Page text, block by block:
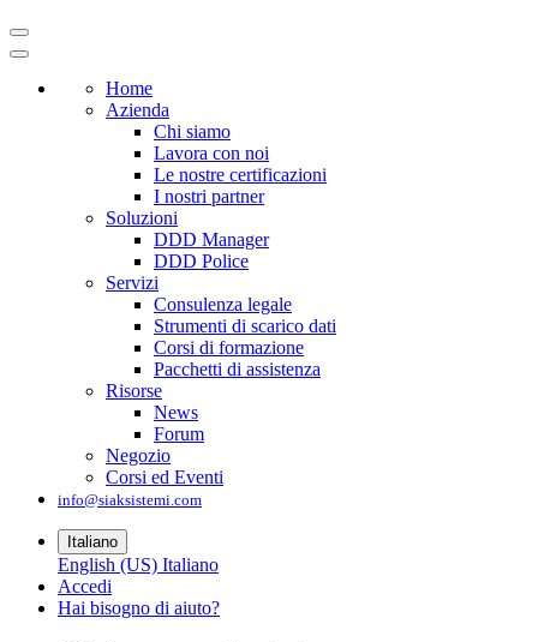
Home
Azienda
Chi siamo
Lavora con noi
Le nostre certificazioni
I nostri partner
Soluzioni
DDD Manager
DDD Police
Servizi
Consulenza legale
Strumenti di scarico dati
Corsi di formazione
Pacchetti di assistenza
Risorse
News
Forum
Negozio
Corsi ed Eventi
info@siaksistemi.com
Italiano
English (US) Italiano
Accedi
Hai bisogno di aiuto?